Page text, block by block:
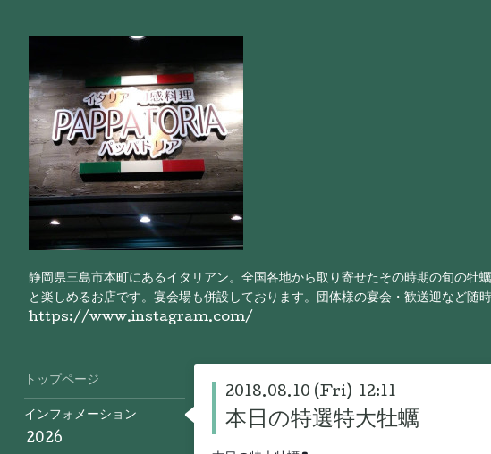
静岡県三島市本町にあるイタリアン。全国各地から取り寄せたその時期の旬の
と楽しめるお店です。宴会場も併設しております。団体様の宴会・歓送迎など随時
https://www.instagram.com/
2018.08.10 (Fri) 12:11
本日の特選特大牡蠣
トップページ
インフォメーション
2026